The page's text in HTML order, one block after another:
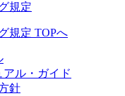
規定
規定 TOPへ
アル・ガイド
針